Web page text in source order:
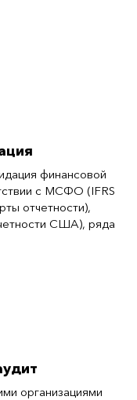
финансовой
с МСФО (IFRS
отчетности),
США), ряда
организациями